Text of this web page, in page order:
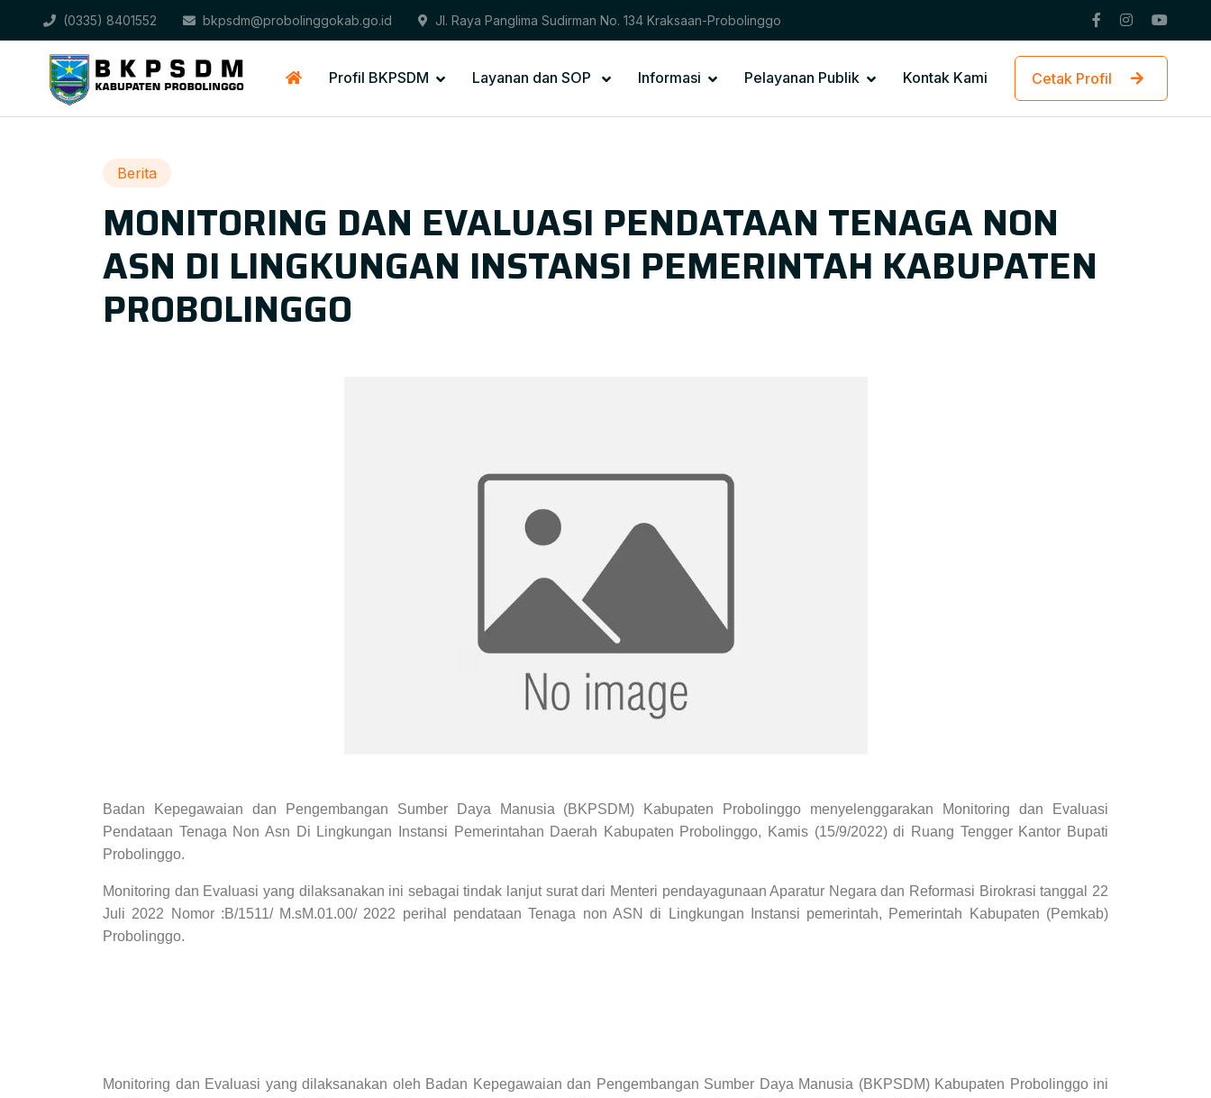
(0335) 8401552 bkpsdm@probolinggokab.go.id Jl. Raya Panglima Sudirman No. 134 Kraksaan-Probolinggo
Profil BKPSDM Layanan dan SOP Informasi Pelayanan Publik Kontak Kami Cetak Profil
Berita
MONITORING DAN EVALUASI PENDATAAN TENAGA NON
ASN DI LINGKUNGAN INSTANSI PEMERINTAH KABUPATEN
PROBOLINGGO
Badan Kepegawaian dan Pengembangan Sumber Daya Manusia (BKPSDM) Kabupaten Probolinggo menyelenggarakan Monitoring dan Evaluasi
Pendataan Tenaga Non Asn Di Lingkungan Instansi Pemerintahan Daerah Kabupaten Probolinggo, Kamis (15/9/2022) di Ruang Tengger Kantor Bupati
Probolinggo.
Monitoring dan Evaluasi yang dilaksanakan ini sebagai tindak lanjut surat dari Menteri pendayagunaan Aparatur Negara dan Reformasi Birokrasi tanggal 22
Juli 2022 Nomor :B/1511/ M.sM.01.00/ 2022 perihal pendataan Tenaga non ASN di Lingkungan Instansi pemerintah, Pemerintah Kabupaten (Pemkab)
Probolinggo.
Monitoring dan Evaluasi yang dilaksanakan oleh Badan Kepegawaian dan Pengembangan Sumber Daya Manusia (BKPSDM) Kabupaten Probolinggo ini